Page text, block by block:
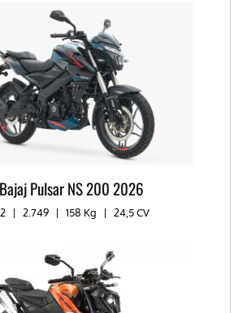
Bajaj Pulsar NS 200 2026
| 2.749 | 158 Kg | 24,5 CV